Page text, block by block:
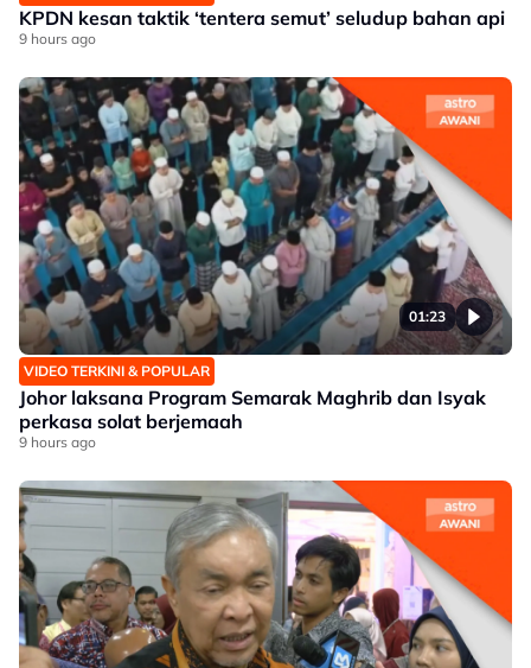
KPDN kesan taktik ‘tentera semut’ seludup bahan api
9 hours ago
01:23
VIDEO TERKINI & POPULAR
Johor laksana Program Semarak Maghrib dan Isyak
perkasa solat berjemaah
9 hours ago